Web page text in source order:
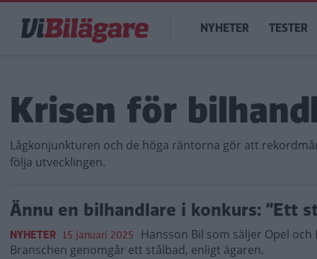
huvudinnehåll
Main
navigation
NYHETER TESTER
Krisen för
Lågkonjunkturen och de höga räntorna gör att
följa utvecklingen.
Ännu en bilhandlare i konkurs: ”Ett
NYHETER 15 januari 2025 Hansson Bil som säljer Opel
Branschen genomgår ett stålbad, enligt ägaren.